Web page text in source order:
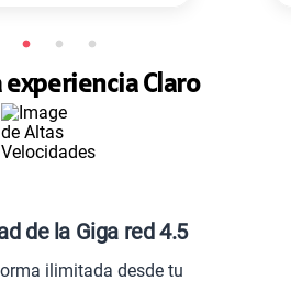
experiencia Claro
de la Giga red 4.5
ilimitada desde tu